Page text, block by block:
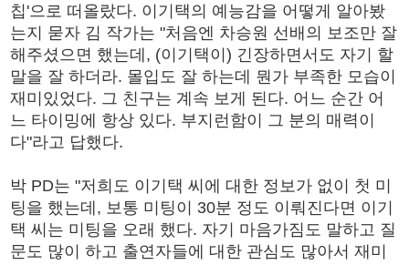
칩'으로 떠올랐다. 이기택의 예능감을 어떻게 알아봤
는지 묻자 김 작가는 "처음엔 차승원 선배의 보조만 잘
해주셨으면 했는데, (이기택이) 긴장하면서도 자기 할
말을 잘 하더라. 몰입도 잘 하는데 뭔가 부족한 모습이
재미있었다. 그 친구는 계속 보게 된다. 어느 순간 어
느 타이밍에 항상 있다. 부지런함이 그 분의 매력이
다"라고 답했다.
박 PD는 "저희도 이기택 씨에 대한 정보가 없이 첫 미
팅을 했는데, 보통 미팅이 30분 정도 이뤄진다면 이기
택 씨는 미팅을 오래 했다. 자기 마음가짐도 말하고 질
문도 많이 하고 출연자들에 대한 관심도 많아서 재미